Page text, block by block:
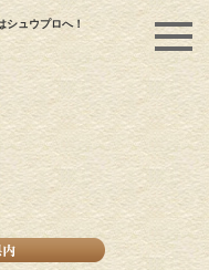
シュウプロへ！